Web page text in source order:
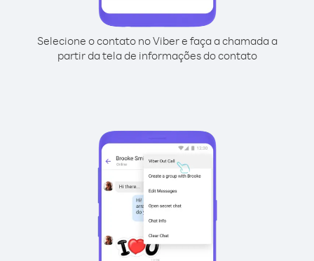
Selecione o contato no Viber e faça a chamada a
partir da tela de informações do contato